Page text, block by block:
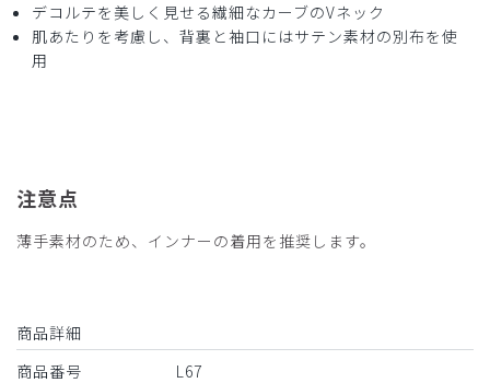
デコルテを美しく見せる繊細なカーブのVネック
肌あたりを考慮し、背裏と袖口にはサテン素材の別布を使
用
注意点
薄手素材のため、インナーの着用を推奨します。
商品詳細
商品番号
L67